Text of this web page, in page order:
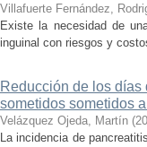
Villafuerte Fernández,
Existe la necesidad de
inguinal con riesgos y
Reducción de los
sometidos sometidos
Velázquez Ojeda, Martín (
La incidencia de